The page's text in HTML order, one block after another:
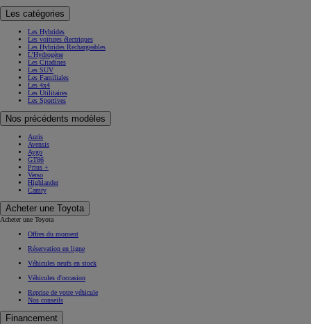
Les catégories
Les Hybrides
Les voitures électriques
Les Hybrides Rechargeables
L'Hydrogène
Les Citadines
Les SUV
Les Familiales
Les 4x4
Les Utilitaires
Les Sportives
Nos précédents modèles
Auris
Avensis
Aygo
GT86
Prius +
Verso
Highlander
Camry
Acheter une Toyota
Acheter une Toyota
Offres du moment
Réservation en ligne
Véhicules neufs en stock
Véhicules d'occasion
Reprise de votre véhicule
Nos conseils
Financement